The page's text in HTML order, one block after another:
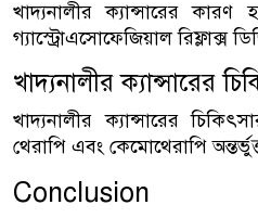
খাদ্যনালীর ক্যান্সারের
গ্যাস্ট্রোএসোফেজিয়াল রিফ্লাক্স
খাদ্যনালীর ক্যান্সারের
খাদ্যনালীর ক্যান্সারের
থেরাপি এবং কেমোথেরাপি
Conclusion